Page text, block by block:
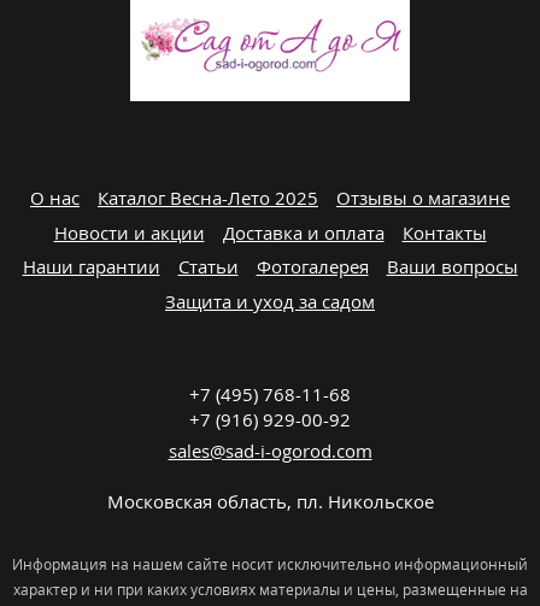
О нас Каталог Весна-Лето 2025
Отзывы о магазине
Новости и акции
Доставка и оплата
Контакты
Наши гарантии
Статьи Фотогалерея
Ваши вопросы
Защита и уход за садом
+7 (495) 768-11-68
+7 (916) 929-00-92
sales@sad-i-ogorod.com
Московская область, пл. Никольcкое
Информация на нашем сайте носит исключительно информационный
характер и ни при каких условиях материалы и цены, размещенные на